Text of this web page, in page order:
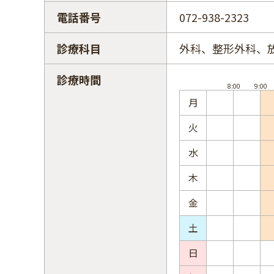
電話番号
072-938-2323
診療科目
外科、整形外科、
診療時間
月
火
水
木
金
土
日